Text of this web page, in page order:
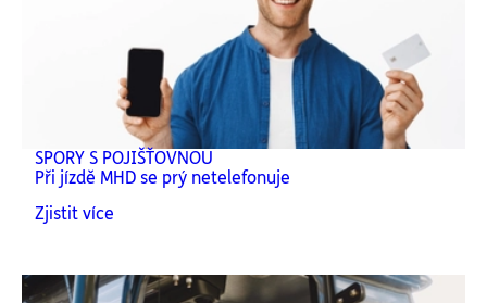
SPORY S POJIŠŤOVNOU
Při jízdě MHD se prý netelefonuje
Zjistit více